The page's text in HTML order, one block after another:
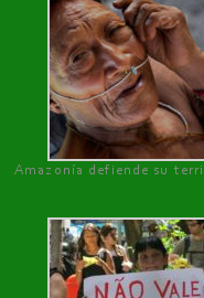
Amazonía defiende su